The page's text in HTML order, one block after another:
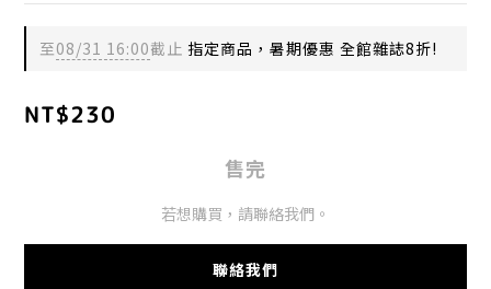
至08/31 16:00截止 指定商品，暑期優惠 全館雜誌8折!
NT$230
售完
若想購買，請聯絡我們。
聯絡我們